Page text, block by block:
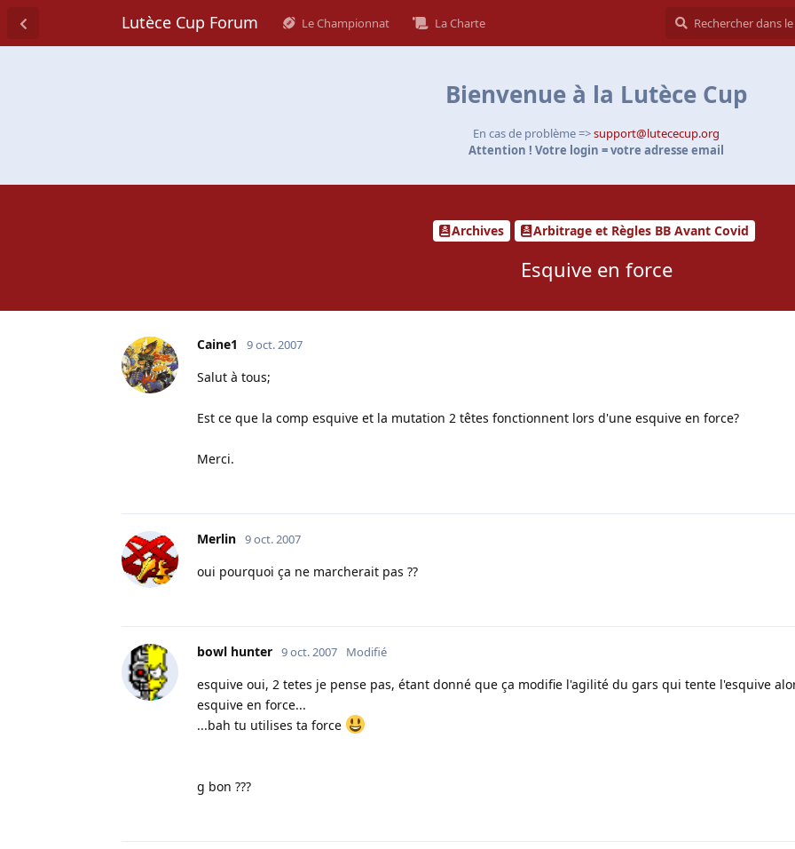
Lutèce Cup Forum Le Championnat La Charte
Bienvenue à la Lutèce Cup
En cas de problème =>support@lutececup.org
Attention ! Votre login = votre adresse email
Archives Arbitrage et Règles BB Avant Covid
Esquive en force
Caine1 9 oct. 2007
Salut à tous;
Est ce que la comp esquive et la mutation 2 têtes fonctionnent lors d'une esquive en force?
Merci.
Merlin 9 oct. 2007
oui pourquoi ça ne marcherait pas ??
bowl hunter 9 oct. 2007 Modifié
esquive oui, 2 tetes je pense pas, étant donné que ça modifie l'agilité du gars qui tente l'esquive
esquive en force...
...bah tu utilises ta force
g bon ???